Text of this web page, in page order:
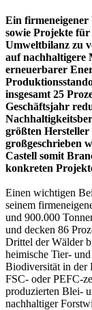
Ein
sowie Projekte
Umweltbilanz zu
auf nachhaltigere
erneuerbarer
insgesamt 25
Geschäftsjahr
größten Hersteller
großgeschrieben
Castell somit
konkreten
Einen wichtigen
seinem
und 900.000
und decken 86
Drittel der Wälder
heimische Tier-
Biodiversität in der
FSC- oder PEFC-
produzierten Blei-
nachhaltiger